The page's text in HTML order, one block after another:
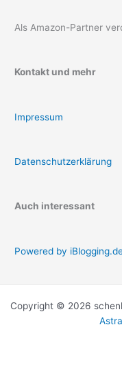
Als Amazon-Partner
Kontakt und mehr
Impressum
Datenschutzerklärung
Auch interessant
Powered by
Copyright © 2026